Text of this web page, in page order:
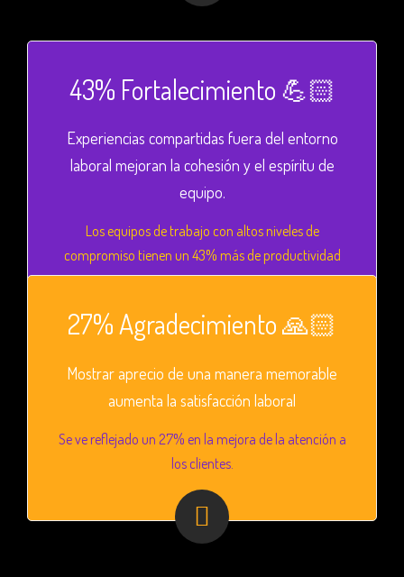
43% Fortalecimiento 💪🏻
Experiencias compartidas fuera del entorno
laboral mejoran la cohesión y el espíritu de
equipo.
Los equipos de trabajo con altos niveles de
compromiso tienen un 43% más de productividad​
27% Agradecimiento 🙏🏻
Mostrar aprecio de una manera memorable
aumenta la satisfacción laboral
Se ve reflejado un 27% en la mejora de la atención a
los clientes.